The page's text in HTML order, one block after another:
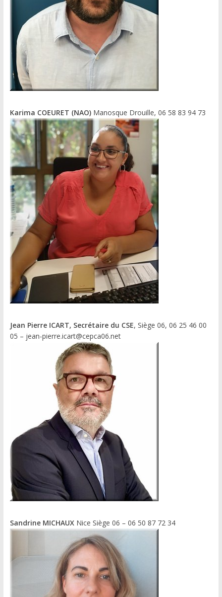
Karima COEURET (NAO)Manosque Drouille, 06 58 83 94 73
Jean Pierre ICART, Secrétaire du CSE, Siège 06, 06 25 46 00
05 – jean-pierre.icart@cepca06.net
Sandrine MICHAUX Nice Siège 06 – 06 50 87 72 34